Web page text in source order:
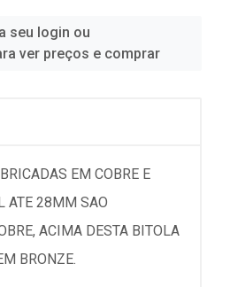
seu login ou
ver preços e comprar
EM COBRE E
ATE 28MM SAO
ACIMA DESTA BITOLA
BRONZE.